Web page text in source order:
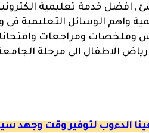
, افضل خدمة تعليمية
واهم الوسائل التعليمية
وملخصات ومراجعات
الاطفال الى مرحلة
الدءوب لتوفير وقت وجهد